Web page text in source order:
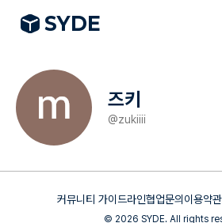
SYDE
즈키
@zukiiii
커뮤니티 가이드라인협업문의 이용약관
© 2026 SYDE. All rights